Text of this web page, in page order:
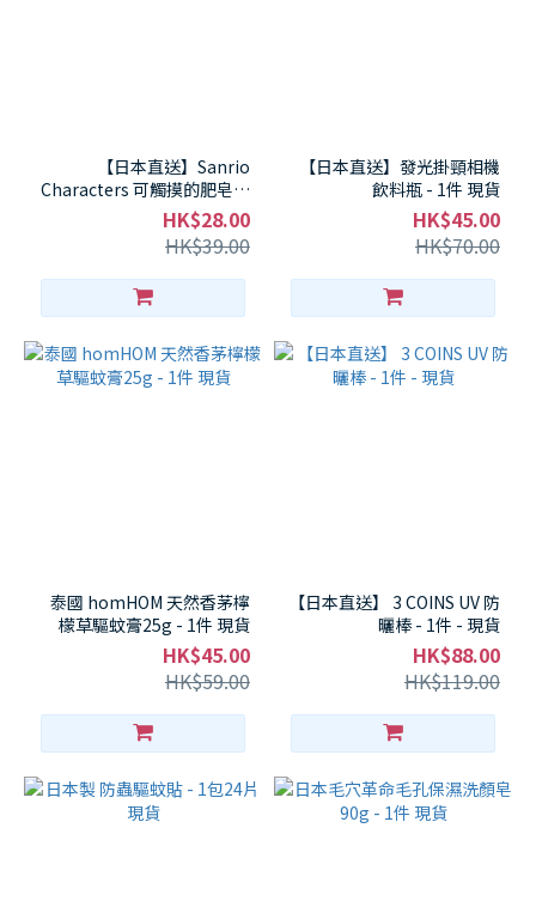
【日本直送】Sanrio
Characters 可觸摸的肥皂泡
- 1件 - 現貨
HK$28.00
HK$39.00
【日本直送】發光掛頸相機
飲料瓶 - 1件 現貨
HK$45.00
HK$70.00
泰國 homHOM 天然香茅檸
檬草驅蚊膏25g - 1件 現貨
HK$45.00
HK$59.00
【日本直送】 3 COINS UV 防
曬棒 - 1件 - 現貨
HK$88.00
HK$119.00